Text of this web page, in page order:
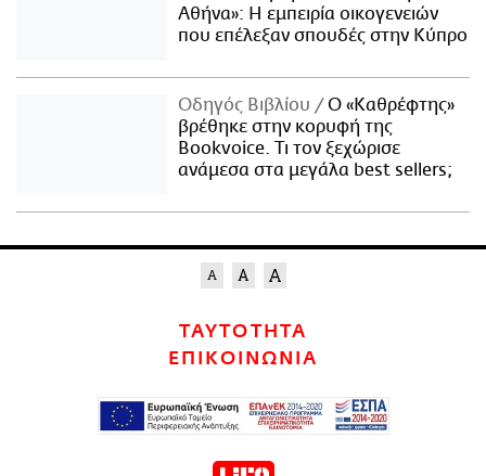
Αθήνα»: Η εμπειρία οικογενειών
που επέλεξαν σπουδές στην Κύπρο
Οδηγός Βιβλίου
Ο «Καθρέφτης»
βρέθηκε στην κορυφή της
Bookvoice. Τι τον ξεχώρισε
ανάμεσα στα μεγάλα best sellers;
ΤΑΥΤΟΤΗΤΑ
ΕΠΙΚΟΙΝΩΝΙΑ